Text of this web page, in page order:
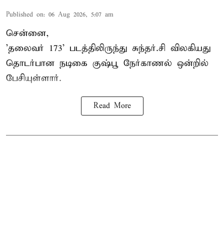
Published on: 06 Aug 2026, 5:07 am
சென்னை,
'தலைவர் 173' படத்திலிருந்து சுந்தர்.சி விலகியது
தொடர்பான நடிகை குஷ்பூ நேர்காணல் ஒன்றில்
பேசியுள்ளார்.
Read More